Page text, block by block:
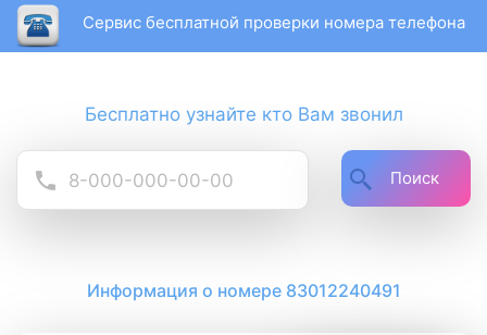
Сервис бесплатной проверки номера телефона
Бесплатно узнайте кто Вам звонил
Поиск
Информация о номере 83012240491